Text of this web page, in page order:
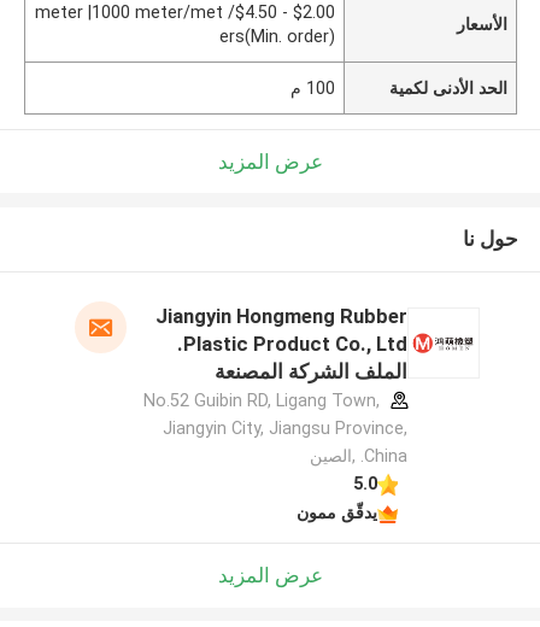
الأسعار
$2.00 - $4.50/ meter |1000 meter/met
ers(Min. order)
الحد الأدنى لكمية 100 م
عرض المزيد
حول نا
Jiangyin Hongmeng Rubber
Plastic Product Co., Ltd.
الملف الشركة المصنعة
No.52 Guibin RD, Ligang Town,
Jiangyin City, Jiangsu Province,
China. ,الصين
5.0
يدقّق ممون
عرض المزيد